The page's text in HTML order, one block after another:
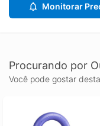
Monitorar
Procurando por
Você pode gostar